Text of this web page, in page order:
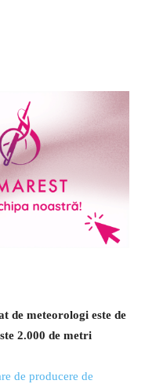
de meteorologi este de
2.000 de metri
de producere de